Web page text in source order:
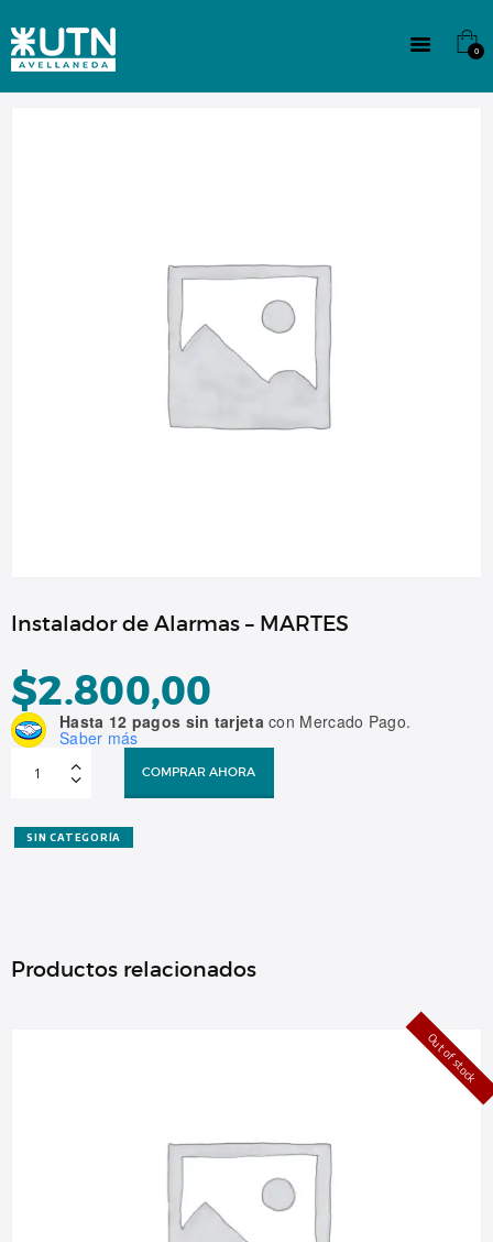
0
CULTURA
Instalador de Alarmas – MARTES
$2.800,00
Hasta 12 pagos sin tarjetacon Mercado Pago.
Saber más
Alarmas
cantidad
COMPRAR AHORA
SIN CATEGORÍA
Productos relacionados
Out of stock